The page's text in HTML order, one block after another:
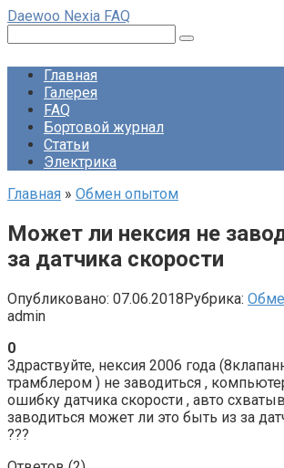
Перейти
контенту
Daewoo Nexia FAQ
Главная
Галерея
FAQ
Бортовой журнал
Статьи
Электрика
Главная » Обмен опытом
Может ли нексия не
за датчика скорости
Опубликовано: 07.06.2018Рубрика:
admin
0
Здраствуйте, нексия 2006 года
трамблером ) не заводиться ,
ошибку датчика скорости , авто
заводиться может ли это быть из за
???